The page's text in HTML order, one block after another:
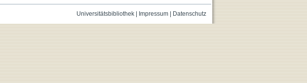
Universitätsbibliothek| Impressum| Datenschutz